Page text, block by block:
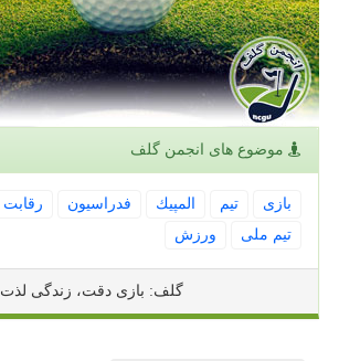
موضوع های انجمن گلف
بازی تیم المپیك فدراسیون رقابت
تیم ملی
ورزش
گلف: بازی دقت، زندگی لذت